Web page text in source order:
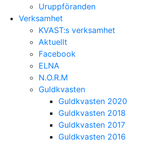
Uruppföranden
Verksamhet
KVAST:s verksamhet
Aktuellt
Facebook
ELNA
N.O.R.M
Guldkvasten
Guldkvasten 2020
Guldkvasten 2018
Guldkvasten 2017
Guldkvasten 2016